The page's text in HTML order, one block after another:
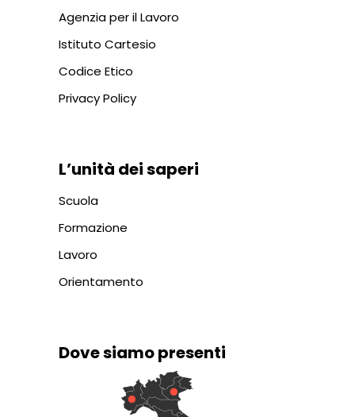
Agenzia per il Lavoro
Istituto Cartesio
Codice Etico
Privacy Policy
L’unità dei saperi
Scuola
Formazione
Lavoro
Orientamento
Dove siamo presenti